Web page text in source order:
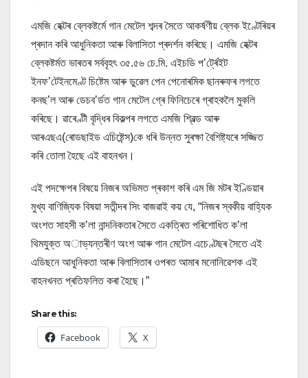
এমজি হেক্টৰ ব্লেকষ্টৰ্মে গান মেটেল শব্দৰ সৈতে আকৰ্ষণীয় ব্লেক ইণ্টেৰিয়ৰ
প্ৰদান কৰি আধুনিকতা আৰু বিলাসিতা প্ৰদৰ্শন কৰিছে। এমজি হেক্টৰ
ব্লেকষ্টৰ্মত ভাৰতৰ সৰ্ববৃহৎ ৩৫.৫৬ চে.মি. এইচডি প’ৰ্ট্ৰেইট
ইনফ’টেইনমেণ্ট চিষ্টেম আৰু ডুৱেল পেন পেনোৰমিক ছানৰুফৰ লগতে
কনছ’ল আৰু ডেচব’ৰ্ডত গান মেটেল গ্ৰে ফিনিচেৰে গ্ৰাহকলৈ মুকলি
কৰিছে। ৱাৰেণ্টী বৃদ্ধিৰ বিকল্পৰ লগতে এমজি শ্বিল্ড আৰু
আৰএছএ(ৰোডছাইড এচিষ্টেন্স)কে ধৰি উন্নত সুৰক্ষা বৈশিষ্ট্যৰে সজ্জিত
কৰি তোলা হৈছে এই বাহনখন।
এই পদক্ষেপৰ বিষয়ে নিজৰ অভিমত প্ৰকাশ কৰি এম জি মটৰ ইণ্ডিয়াৰ
মুখ্য বাণিজ্যিক বিষয়া সতীন্দৰ সিং বাজৱাই কয় যে, “নিজৰ স্বকীয় বাহ্যিক
অংশত সাহসী ক’লা নান্দনিকতাৰ সৈতে একত্ৰিত পৰিশোধিত ক’লা
থিমযুক্ত অাভ্যন্তৰীণ অংশ আৰু গান মেটেল এচেণ্টছৰ সৈতে এই
এডিছনে আধুনিকতা আৰু বিলাসিতাৰ ওপৰত আমাৰ মনোনিৱেশক এই
বাহনখনত প্ৰতিফলিত কৰা হৈছে।”
Share this:
Facebook X